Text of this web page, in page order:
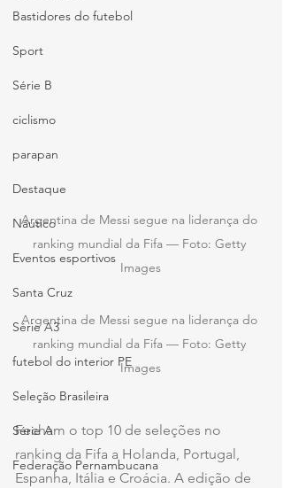
Bastidores do futebol
Sport
Série B
ciclismo
parapan
Destaque
Náutico
Eventos esportivos
Santa Cruz
Série A3
futebol do interior PE
Seleção Brasileira
Série A
Federação Pernambucana
Argentina de Messi segue na liderança do
ranking mundial da Fifa — Foto: Getty
Images
Argentina de Messi segue na liderança do
ranking mundial da Fifa — Foto: Getty
Images
Fecham o top 10 de seleções no
ranking da Fifa a Holanda, Portugal,
Espanha, Itália e Croácia. A edição de